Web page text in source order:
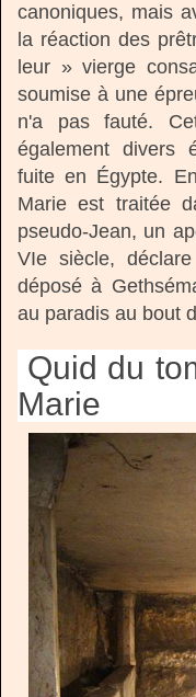
canoniques, mais
la réaction des
leur » vierge
soumise à une
n'a pas fauté.
également divers
fuite en Égypte.
Marie est traitée
pseudo-Jean, un
VIe siècle,
déposé à
au paradis au bout
Quid du
Marie